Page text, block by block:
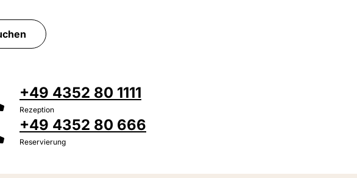
Entdeckerbad
+49 4352 80 1111
Rezeption
+49 4352 80 666
Reservierung